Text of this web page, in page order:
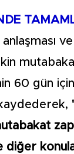
anlaşması
60 gün
diğer